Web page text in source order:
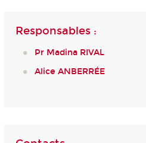
Responsables :
Pr Madina RIVAL
Alice ANBERRÉE